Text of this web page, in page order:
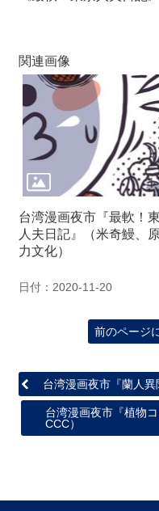
台
湾
ク
ー
ト
マ
ッ
関連画像
台湾漫画夜市『最軟！
人夫日記』（米奇鰻、
力文化）
日付：2020-11-20
前のページ
台湾漫画夜市『蘭人異
台湾漫画夜市『植物
CCC）